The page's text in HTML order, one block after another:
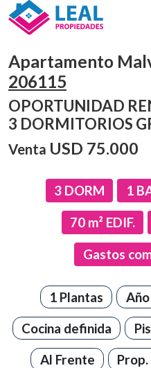
Apartamento
206115
OPORTUNIDAD
3 DORMITORIOS
Venta USD 75.000
3 DORM 1
70m² EDIF.
Gastos
1 Plantas
Cocina definida
Al Frente